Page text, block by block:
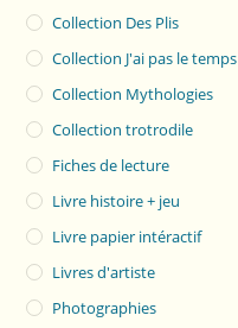
Collection Des Plis
Collection J'ai pas le temps
Collection Mythologies
Collection trotrodile
Fiches de lecture
Livre histoire + jeu
Livre papier intéractif
Livres d'artiste
Photographies